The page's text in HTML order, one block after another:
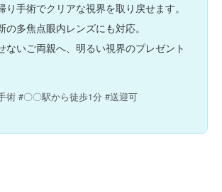
り手術でクリアな視界を取り戻せます。
の多焦点眼内レンズにも対応。
ないご両親へ、明るい視界のプレゼント
術 #〇〇駅から徒歩1分 #送迎可